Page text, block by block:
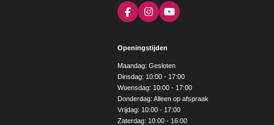
F
a
b
o
k
I
n
a
g
r
a
m
Y
o
e
Openingstijden
Maandag: Gesloten
Dinsdag: 10:00 - 17:00
Woensdag: 10:00 - 17:00
Donderdag: Alleen op afspraak
Vrijdag: 10:00 - 17:00
Zaterdag: 10:00 - 16:00